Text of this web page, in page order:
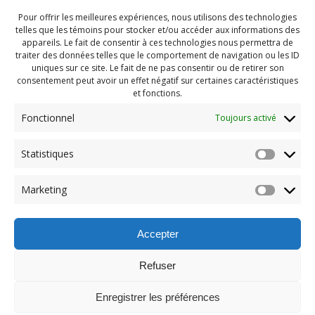
Pour offrir les meilleures expériences, nous utilisons des technologies
telles que les témoins pour stocker et/ou accéder aux informations des
appareils. Le fait de consentir à ces technologies nous permettra de
traiter des données telles que le comportement de navigation ou les ID
uniques sur ce site. Le fait de ne pas consentir ou de retirer son
consentement peut avoir un effet négatif sur certaines caractéristiques
et fonctions.
Fonctionnel Toujours activé
Statistiques
Marketing
Accepter
Refuser
Enregistrer les préférences
Navigation
de
l'article
Previous
Camp hiver 2025 (125)
© 2026 Maison des Jeunes de Boucherville.